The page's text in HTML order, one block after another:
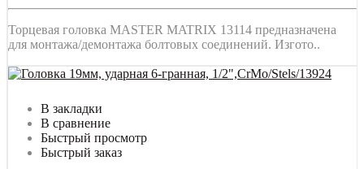
Торцевая головка MASTER MATRIX 13114 предназначена
для монтажа/демонтажа болтовых соединений. Изгото..
В закладки
В сравнение
Быстрый просмотр
Быстрый заказ